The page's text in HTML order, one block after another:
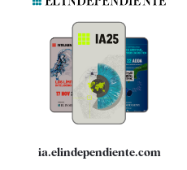
Quiénes somos
Especificaciones
ia.elindependiente.com